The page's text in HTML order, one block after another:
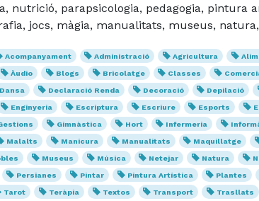
nutrició, parapsicologia, pedagogia, pintura
jocs, màgia, manualitats, museus,
Acompanyament Administració Agricultura
Àudio Blogs Bricolatge Classes
Dansa Declaració Renda Decoració Depilació
Enginyeria Escriptura Escriure Esports
Gimnàstica Hort Infermeria
Malalts Manicura Manualitats Maquillatge
Museus Música Netejar Natura
Persianes Pintar Pintura Artística Plantes
Tarot Teràpia Textos Transport Trasllats